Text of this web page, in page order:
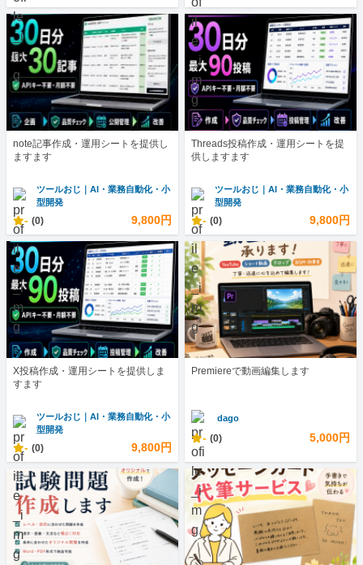
note記事作成・運用シートを提供し
ますます
ツールおじ｜AI・業務自動化・小
型開発
- (0) 9,800円
Threads投稿作成・運用シートを提
供しますます
ツールおじ｜AI・業務自動化・小
型開発
- (0) 9,800円
X投稿作成・運用シートを提供しま
すます
ツールおじ｜AI・業務自動化・小
型開発
- (0) 9,800円
Premiereで動画編集します
dago
- (0) 5,000円